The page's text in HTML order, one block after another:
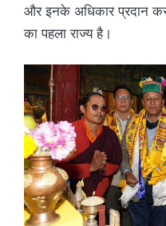
और इनके अधिकार प्रदान
का पहला राज्य है।